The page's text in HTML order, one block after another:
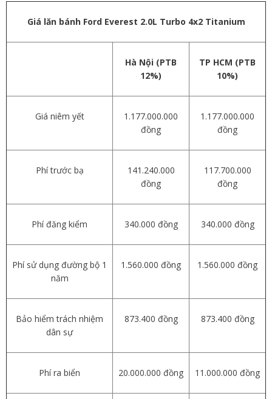
Giá lăn bánh Ford Everest 2.0L Turbo 4x2 Titanium
Hà Nội (PTB
12%)
TP HCM (PTB
10%)
Giá niêm yết
1.177.000.000
đồng
1.177.000.000
đồng
Phí trước bạ
141.240.000
đồng
117.700.000
đồng
Phí đăng kiểm 340.000 đồng 340.000 đồng
Phí sử dụng đường bộ 1
năm
1.560.000 đồng 1.560.000 đồng
Bảo hiểm trách nhiệm
dân sự
873.400 đồng 873.400 đồng
Phí ra biển 20.000.000 đồng 11.000.000 đồng